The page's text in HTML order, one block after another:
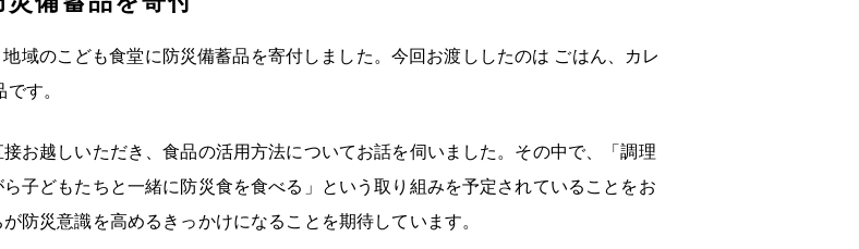
域のこども食堂に防災備蓄品を寄付しました。 今回お渡ししたのは ごはん、カレ
す。
お越しいただき、食品の活用方法についてお話を伺いました。 その中で、「調理
子どもたちと一緒に防災食を食べる」という取り組みを予定されていることをお
防災意識を高めるきっかけになることを期待しています。